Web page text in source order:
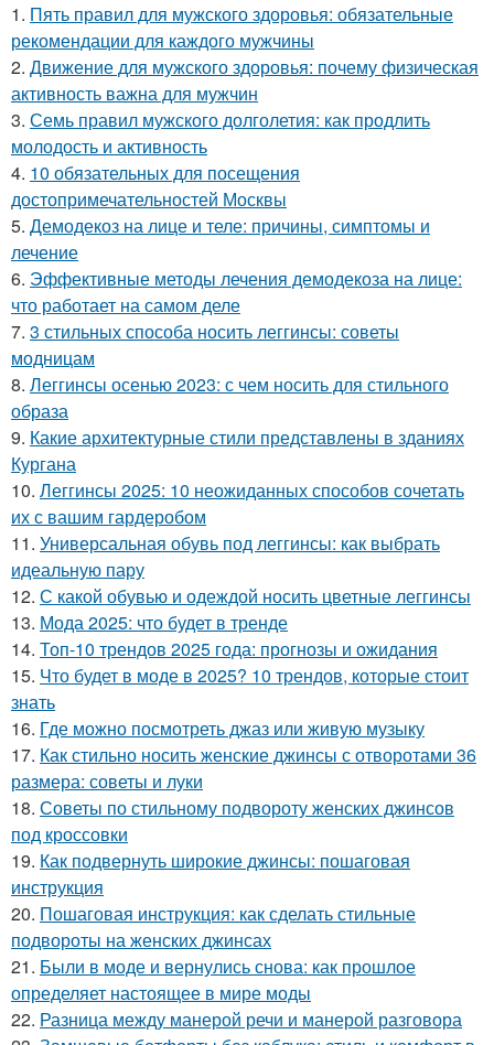
1. Пять правил для мужского здоровья: обязательные
рекомендации для каждого мужчины
2. Движение для мужского здоровья: почему физическая
активность важна для мужчин
3. Семь правил мужского долголетия: как продлить
молодость и активность
4. 10 обязательных для посещения
достопримечательностей Москвы
5. Демодекоз на лице и теле: причины, симптомы и
лечение
6. Эффективные методы лечения демодекоза на лице:
что работает на самом деле
7. 3 стильных способа носить леггинсы: советы
модницам
8. Леггинсы осенью 2023: с чем носить для стильного
образа
9. Какие архитектурные стили представлены в зданиях
Кургана
10. Леггинсы 2025: 10 неожиданных способов сочетать
их с вашим гардеробом
11. Универсальная обувь под леггинсы: как выбрать
идеальную пару
12. С какой обувью и одеждой носить цветные леггинсы
13. Мода 2025: что будет в тренде
14. Топ-10 трендов 2025 года: прогнозы и ожидания
15. Что будет в моде в 2025? 10 трендов, которые стоит
знать
16. Где можно посмотреть джаз или живую музыку
17. Как стильно носить женские джинсы с отворотами 36
размера: советы и луки
18. Советы по стильному подвороту женских джинсов
под кроссовки
19. Как подвернуть широкие джинсы: пошаговая
инструкция
20. Пошаговая инструкция: как сделать стильные
подвороты на женских джинсах
21. Были в моде и вернулись снова: как прошлое
определяет настоящее в мире моды
22. Разница между манерой речи и манерой разговора